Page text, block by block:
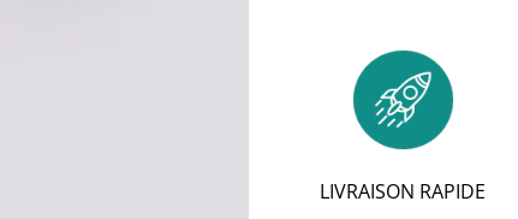
LIVRAISON RAPIDE